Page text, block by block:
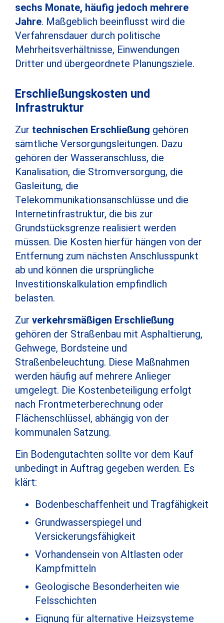
sechs Monate, häufig jedoch mehrere
Jahre. Maßgeblich beeinflusst wird die
Verfahrensdauer durch politische
Mehrheitsverhältnisse, Einwendungen
Dritter und übergeordnete Planungsziele.
Erschließungskosten und
Infrastruktur
Zur technischen Erschließung gehören
sämtliche Versorgungsleitungen. Dazu
gehören der Wasseranschluss, die
Kanalisation, die Stromversorgung, die
Gasleitung, die
Telekommunikationsanschlüsse und die
Internetinfrastruktur, die bis zur
Grundstücksgrenze realisiert werden
müssen. Die Kosten hierfür hängen von der
Entfernung zum nächsten Anschlusspunkt
ab und können die ursprüngliche
Investitionskalkulation empfindlich
belasten.
Zur verkehrsmäßigen Erschließung
gehören der Straßenbau mit Asphaltierung,
Gehwege, Bordsteine und
Straßenbeleuchtung. Diese Maßnahmen
werden häufig auf mehrere Anlieger
umgelegt. Die Kostenbeteiligung erfolgt
nach Frontmeterberechnung oder
Flächenschlüssel, abhängig von der
kommunalen Satzung.
Ein Bodengutachten sollte vor dem Kauf
unbedingt in Auftrag gegeben werden. Es
klärt:
Bodenbeschaffenheit und Tragfähigkeit
Grundwasserspiegel und
Versickerungsfähigkeit
Vorhandensein von Altlasten oder
Kampfmitteln
Geologische Besonderheiten wie
Felsschichten
Eignung für alternative Heizsysteme